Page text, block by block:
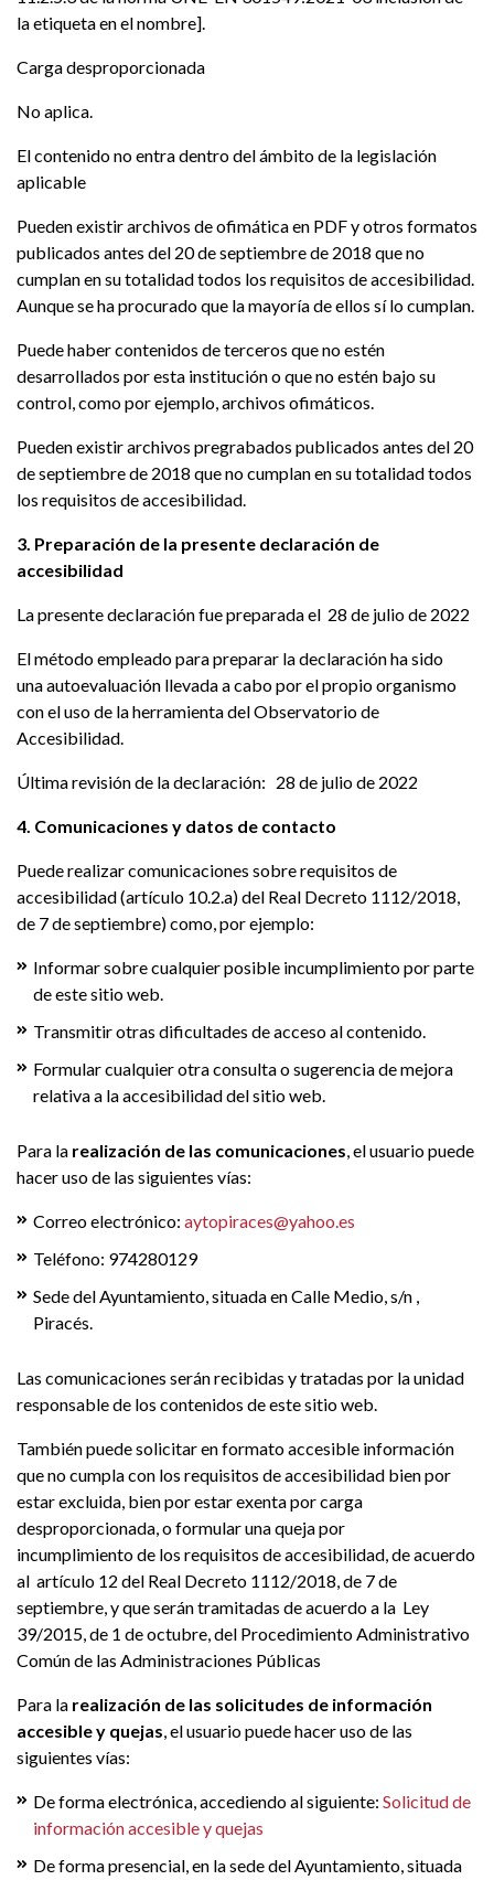
la etiqueta en el nombre].
Carga desproporcionada
No aplica.
El contenido no entra dentro del ámbito de la legislación
aplicable
Pueden existir archivos de ofimática en PDF y otros formatos
publicados antes del 20 de septiembre de 2018 que no
cumplan en su totalidad todos los requisitos de accesibilidad.
Aunque se ha procurado que la mayoría de ellos sí lo cumplan.
Puede haber contenidos de terceros que no estén
desarrollados por esta institución o que no estén bajo su
control, como por ejemplo, archivos ofimáticos.
Pueden existir archivos pregrabados publicados antes del 20
de septiembre de 2018 que no cumplan en su totalidad todos
los requisitos de accesibilidad.
3. Preparación de la presente declaración de
accesibilidad
La presente declaración fue preparada el 28 de julio de 2022
El método empleado para preparar la declaración ha sido
una autoevaluación llevada a cabo por el propio organismo
con el uso de la herramienta del Observatorio de
Accesibilidad.
Última revisión de la declaración: 28 de julio de 2022
4. Comunicaciones y datos de contacto
Puede realizar comunicaciones sobre requisitos de
accesibilidad (artículo 10.2.a) del Real Decreto 1112/2018,
de 7 de septiembre) como, por ejemplo:
Informar sobre cualquier posible incumplimiento por parte
de este sitio web.
Transmitir otras dificultades de acceso al contenido.
Formular cualquier otra consulta o sugerencia de mejora
relativa a la accesibilidad del sitio web.
Para la realización de las comunicaciones, el usuario puede
hacer uso de las siguientes vías:
Correo electrónico: aytopiraces@yahoo.es
Teléfono: 974280129
Sede del Ayuntamiento, situada en Calle Medio, s/n ,
Piracés.
Las comunicaciones serán recibidas y tratadas por la unidad
responsable de los contenidos de este sitio web.
También puede solicitar en formato accesible información
que no cumpla con los requisitos de accesibilidad bien por
estar excluida, bien por estar exenta por carga
desproporcionada, o formular una queja por
incumplimiento de los requisitos de accesibilidad, de acuerdo
al artículo 12 del Real Decreto 1112/2018, de 7 de
septiembre, y que serán tramitadas de acuerdo a la Ley
39/2015, de 1 de octubre, del Procedimiento Administrativo
Común de las Administraciones Públicas
Para la realización de las solicitudes de información
accesible y quejas, el usuario puede hacer uso de las
siguientes vías:
De forma electrónica, accediendo al siguiente: Solicitud de
información accesible y quejas
De forma presencial, en la sede del Ayuntamiento, situada